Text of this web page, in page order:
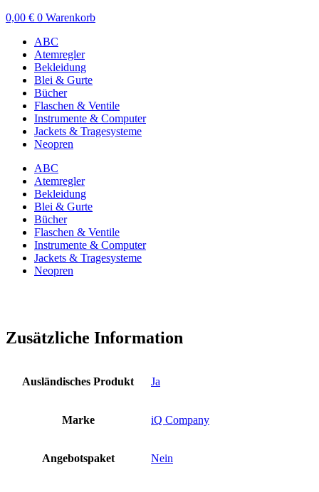
0,00 € 0 Warenkorb
ABC
Atemregler
Bekleidung
Blei & Gurte
Bücher
Flaschen & Ventile
Instrumente & Computer
Jackets & Tragesysteme
Neopren
ABC
Atemregler
Bekleidung
Blei & Gurte
Bücher
Flaschen & Ventile
Instrumente & Computer
Jackets & Tragesysteme
Neopren
Zusätzliche Information
Ausländisches Produkt Ja
Marke iQ Company
Angebotspaket Nein